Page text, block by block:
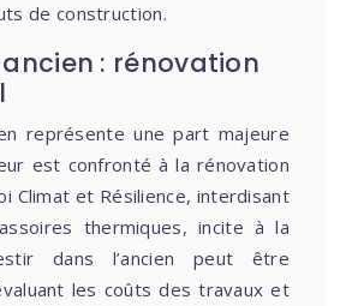
de construction.
: rénovation
représente une part majeure
est confronté à la rénovation
Climat et Résilience, interdisant
thermiques, incite à la
dans l’ancien peut être
les coûts des travaux et